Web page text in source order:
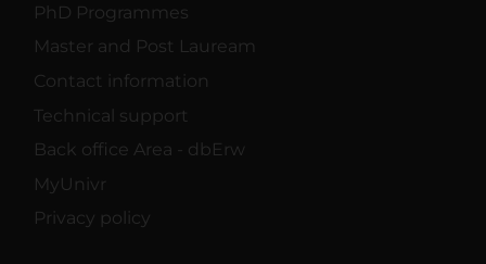
PhD Programmes
Master and Post Lauream
Contact information
Technical support
Back office Area - dbErw
MyUnivr
Privacy policy